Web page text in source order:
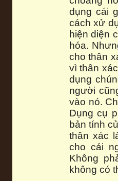
dụng cái
cách xử
hiện diện
hóa.
cho thân
vì thân
dụng
người
vào nó.
Dụng cụ
bản tính
thân xác
cho cái
Không
không có